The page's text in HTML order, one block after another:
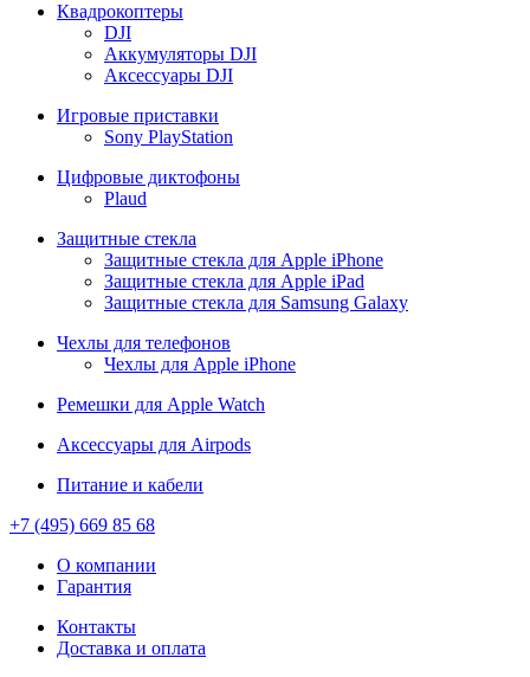
Квадрокоптеры
DJI
Аккумуляторы DJI
Аксессуары DJI
Игровые приставки
Sony PlayStation
Цифровые диктофоны
Plaud
Защитные стекла
Защитные стекла для Apple iPhone
Защитные стекла для Apple iPad
Защитные стекла для Samsung Galaxy
Чехлы для телефонов
Чехлы для Apple iPhone
Ремешки для Apple Watch
Аксессуары для Airpods
Питание и кабели
+7 (495) 669 85 68
О компании
Гарантия
Контакты
Доставка и оплата